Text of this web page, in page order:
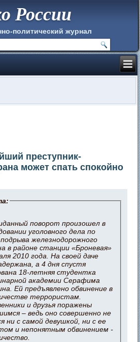
России
политический журнал
преступник-
может спать спокойно
поворот произошел в
уголовного дела по
железнодорожного
в районе станции «Броневая»
2010 года. На своей даче
а 4 дня спустя
18-летняя студентка
академии Серафима
Ей предъявлено обвинение в
террористам.
и друзья поражены
– ведь оно совершенно не
ни с самой девушкой, ни с ее
и непонятным обвинением -